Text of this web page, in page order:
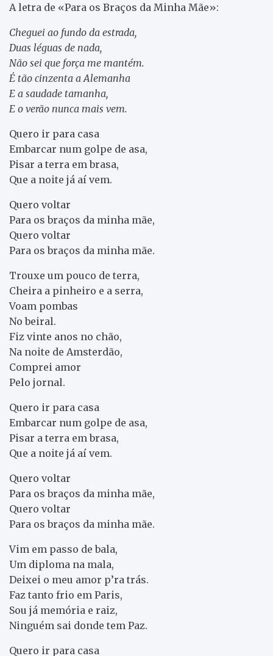
A letra de «Para os Braços da Minha Mãe»:
Cheguei ao fundo da estrada,
Duas léguas de nada,
Não sei que força me mantém.
É tão cinzenta a Alemanha
E a saudade tamanha,
E o verão nunca mais vem.
Quero ir para casa
Embarcar num golpe de asa,
Pisar a terra em brasa,
Que a noite já aí vem.
Quero voltar
Para os braços da minha mãe,
Quero voltar
Para os braços da minha mãe.
Trouxe um pouco de terra,
Cheira a pinheiro e a serra,
Voam pombas
No beiral.
Fiz vinte anos no chão,
Na noite de Amsterdão,
Comprei amor
Pelo jornal.
Quero ir para casa
Embarcar num golpe de asa,
Pisar a terra em brasa,
Que a noite já aí vem.
Quero voltar
Para os braços da minha mãe,
Quero voltar
Para os braços da minha mãe.
Vim em passo de bala,
Um diploma na mala,
Deixei o meu amor p’ra trás.
Faz tanto frio em Paris,
Sou já memória e raiz,
Ninguém sai donde tem Paz.
Quero ir para casa